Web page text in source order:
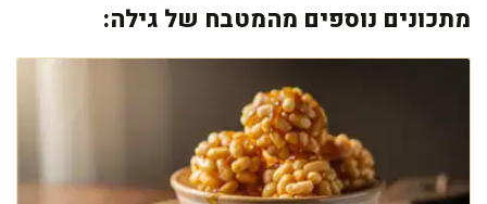
מתכונים נוספים מהמטבח של גילה: